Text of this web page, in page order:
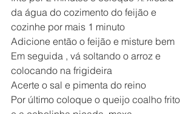
da água do cozimento do feijão e
cozinhe por mais 1 minuto
Adicione então o feijão e misture bem
Em seguida , vá soltando o arroz e
colocando na frigideira
Acerte o sal e pimenta do reino
Por último coloque o queijo coalho frito